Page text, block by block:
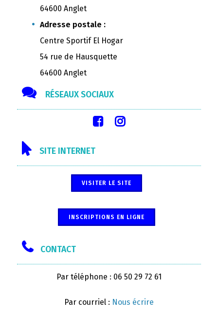
64600 Anglet
Adresse postale :
Centre Sportif El Hogar
54 rue de Hausquette
64600 Anglet
RÉSEAUX SOCIAUX
SITE INTERNET
VISITER LE SITE
INSCRIPTIONS EN LIGNE
CONTACT
Par téléphone : 06 50 29 72 61
Par courriel : Nous écrire